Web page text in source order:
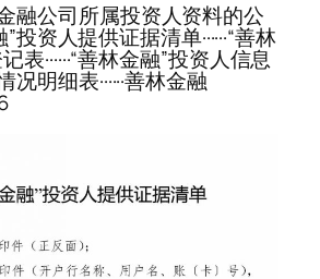
融公司所属投资人资料的公
”投资人提供证据清单······“善林
表······“善林金融”投资人信息
明细表······善林金融